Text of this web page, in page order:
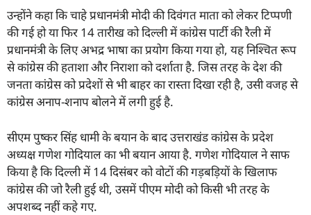
उन्होंने कहा कि चाहे प्रधानमंत्री मोदी की दिवंगत माता को लेकर टिप्पणी
की गई हो या फिर 14 तारीख को दिल्ली में कांग्रेस पार्टी की रैली में
प्रधानमंत्री के लिए अभद्र भाषा का प्रयोग किया गया हो, यह निश्चित रूप
से कांग्रेस की हताशा और निराशा को दर्शाता है. जिस तरह के देश की
जनता कांग्रेस को प्रदेशों से भी बाहर का रास्ता दिखा रही है, उसी वजह से
कांग्रेस अनाप-शनाप बोलने में लगी हुई है.
सीएम पुष्कर सिंह धामी के बयान के बाद उत्तराखंड कांग्रेस के प्रदेश
अध्यक्ष गणेश गोदियाल का भी बयान आया है. गणेश गोदियाल ने साफ
किया है कि दिल्ली में 14 दिसंबर को वोटों की गड़बड़ियों के खिलाफ
कांग्रेस की जो रैली हुई थी, उसमें पीएम मोदी को किसी भी तरह के
अपशब्द नहीं कहे गए.